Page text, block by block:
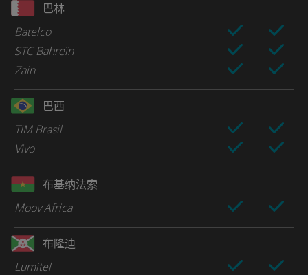
巴林
Batelco
STC Bahreïn
Zain
巴西
TIM Brasil
Vivo
布基纳法索
Moov Africa
布隆迪
Lumitel